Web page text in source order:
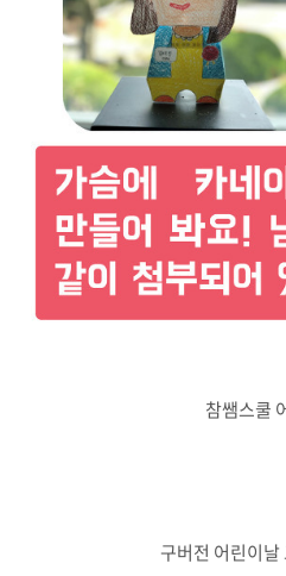
참쌤스쿨
구버전 어린이날